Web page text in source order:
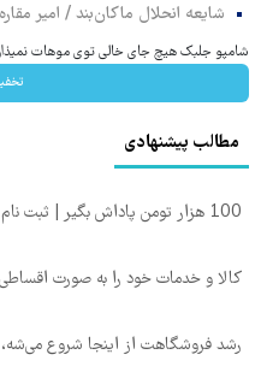
شایعه انحلال ماکان‌بند / امیر
شامپو جلبک هیچ جای خالی توی موهات نمیذاره
مطالب پیشنهادی
100 هزار تومن پاداش بگیر | ثبت نام کن
کالا و خدمات خود را به صورت
رشد فروشگاهت از اینجا شروع می‌شه،